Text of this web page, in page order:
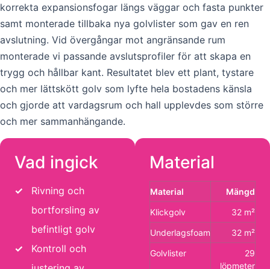
korrekta expansionsfogar längs väggar och fasta punkter
samt monterade tillbaka nya golvlister som gav en ren
avslutning. Vid övergångar mot angränsande rum
monterade vi passande avslutsprofiler för att skapa en
trygg och hållbar kant. Resultatet blev ett plant, tystare
och mer lättskött golv som lyfte hela bostadens känsla
och gjorde att vardagsrum och hall upplevdes som större
och mer sammanhängande.
Vad ingick
✓
Rivning och
bortforsling av
befintligt golv
✓
Kontroll och
Material
Material
Mängd
Klickgolv
32 m²
Underlagsfoam
32 m²
Golvlister
29
löpmeter